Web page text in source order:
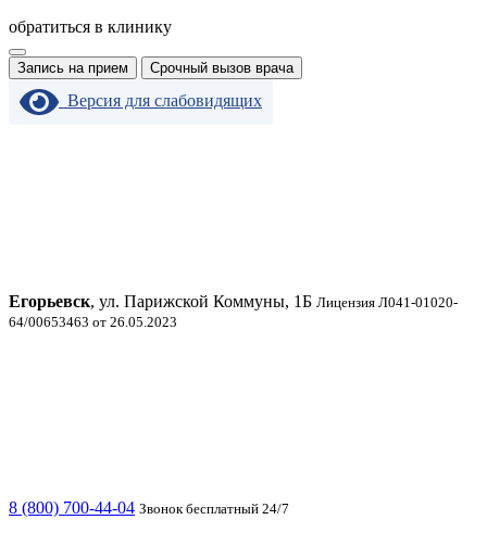
обратиться в клинику
Запись на прием Срочный вызов врача
Версия для слабовидящих
Егорьевск, ул. Парижской Коммуны, 1Б Лицензия Л041-01020-
64/00653463 от 26.05.2023
8 (800) 700-44-04 Звонок бесплатный 24/7